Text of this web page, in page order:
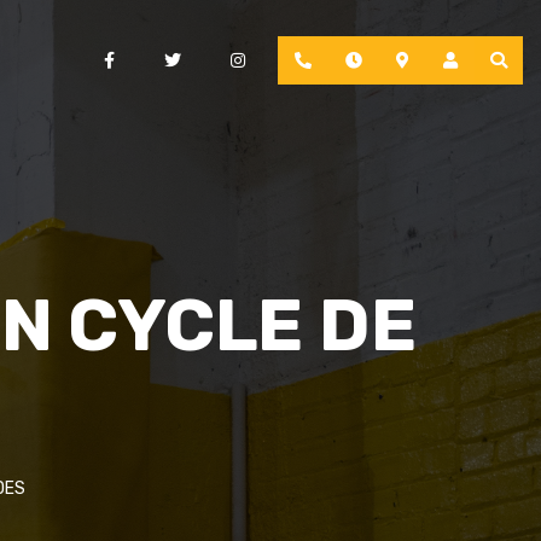
FacebookTwitter InstagramPhone Hours LocationAccount
CYCLE DE